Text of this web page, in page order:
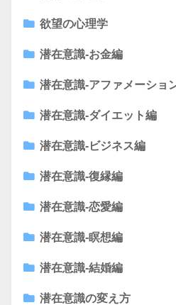
欲望の心理学
潜在意識-お金編
潜在意識-アファメーショ
潜在意識-ダイエット編
潜在意識-ビジネス編
潜在意識-復縁編
潜在意識-恋愛編
潜在意識-瞑想編
潜在意識-結婚編
潜在意識の変え方